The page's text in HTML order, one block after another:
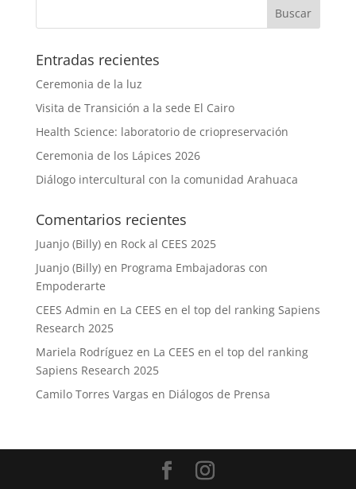
Entradas recientes
Ceremonia de la luz
Visita de Transición a la sede El Cairo
Health Science: laboratorio de criopreservación
Ceremonia de los Lápices 2026
Diálogo intercultural con la comunidad Arahuaca
Comentarios recientes
Juanjo (Billy)en Rock al CEES 2025
Juanjo (Billy)en Programa Embajadoras con
Empoderarte
CEES Admin en La CEES en el top del ranking Sapiens
Research 2025
Mariela Rodríguez en La CEES en el top del ranking
Sapiens Research 2025
Camilo Torres Vargas en Diálogos de Prensa